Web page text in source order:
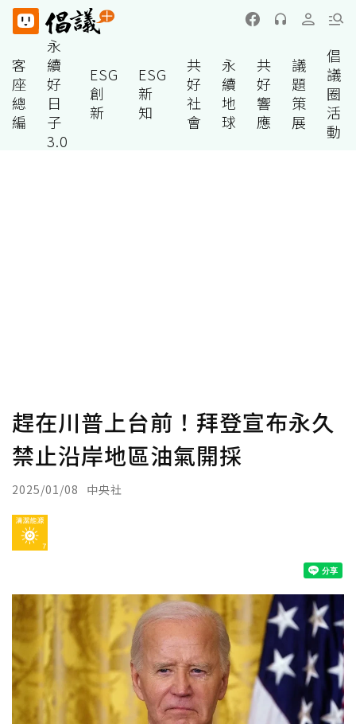
客
座
總
編
永
續
好
日
子
3.0
ESG
創
新
ESG
新
知
共
好
社
會
永
續
地
球
共
好
響
應
議
題
策
展
倡
議
圈
活
動
趕在川普上台前！拜登宣布永久
禁止沿岸地區油氣開採
2025/01/08 中央社